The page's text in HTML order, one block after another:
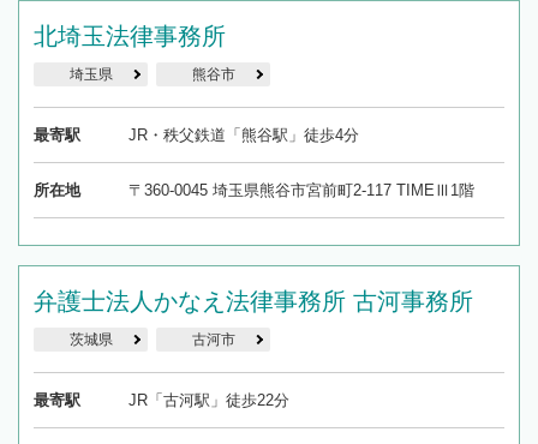
北埼玉法律事務所
埼玉県 熊谷市
最寄駅 JR・秩父鉄道「熊谷駅」徒歩4分
所在地 〒360-0045 埼玉県熊谷市宮前町2-117 TIMEⅢ1階
弁護士法人かなえ法律事務所 古河事務所
茨城県 古河市
最寄駅 JR「古河駅」徒歩22分